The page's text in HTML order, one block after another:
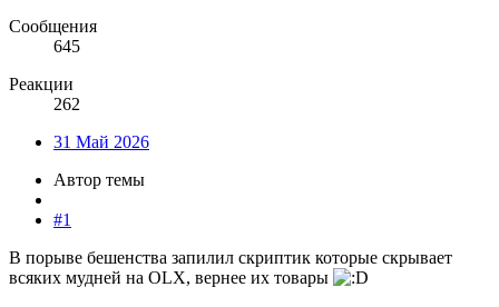
Сообщения
645
Реакции
262
31 Май 2026
Автор темы
#1
В порыве бешенства запилил скриптик которые скрывает
всяких мудней на OLX, вернее их товары